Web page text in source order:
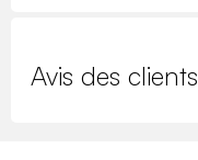
Avis des clients